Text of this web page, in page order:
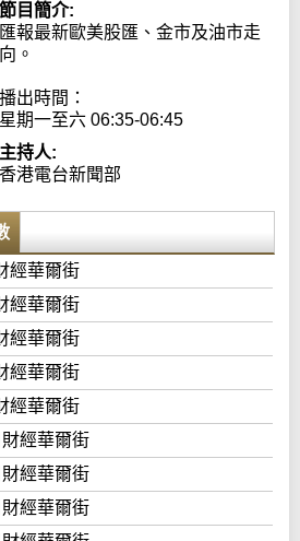
節目簡介:
匯報最新歐美股匯、金市及油市走
向。
播出時間：
星期一至六 06:35-06:45
主持人:
香港電台新聞部
經華爾街
經華爾街
經華爾街
經華爾街
經華爾街
經華爾街
經華爾街
經華爾街